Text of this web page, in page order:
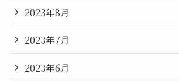
2023年8月
2023年7月
2023年6月